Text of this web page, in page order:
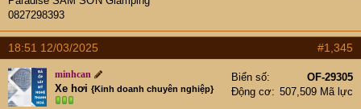
0827298393
18:51 12/03/2025 #1,345
minhcan
Xe hơi {Kinh doanh chuyên nghiệp}
Biển số
OF-29305
Động cơ
507,509 Mã lực